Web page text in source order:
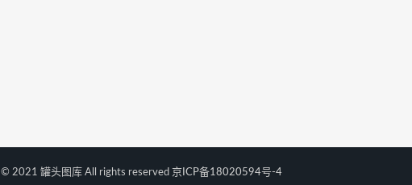
© 2021 罐头图库 All rights reserved 京ICP备18020594号-4